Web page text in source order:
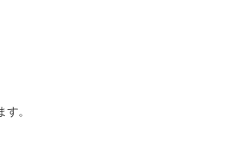
。